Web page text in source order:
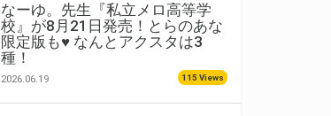
なーゆ。先生『私立メロ高等学
校』が8月21日発売！とらのあな
限定版も♥ なんとアクスタは3
種！
2026.06.19 115 Views